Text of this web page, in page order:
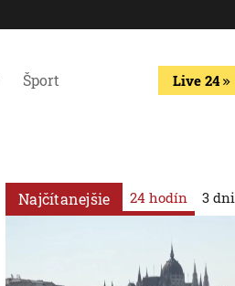
Šport Live 24
Najčítanejšie 24 hodín 3 dni